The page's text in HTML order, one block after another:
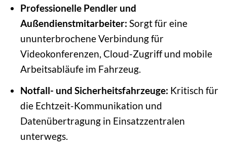
Professionelle Pendler und
Außendienstmitarbeiter: Sorgt für eine
ununterbrochene Verbindung für
Videokonferenzen, Cloud-Zugriff und mobile
Arbeitsabläufe im Fahrzeug.
Notfall- und Sicherheitsfahrzeuge: Kritisch für
die Echtzeit-Kommunikation und
Datenübertragung in Einsatzzentralen
unterwegs.